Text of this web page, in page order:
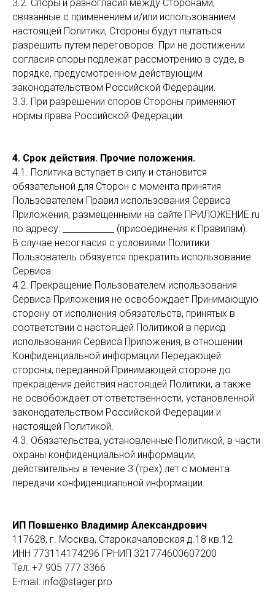
3.2. Споры и разногласия между Сторонами,
связанные с применением и/или использованием
настоящей Политики, Стороны будут пытаться
разрешить путем переговоров. При не достижении
согласия споры подлежат рассмотрению в суде, в
порядке, предусмотренном действующим
законодательством Российской Федерации.
3.3. При разрешении споров Стороны применяют
нормы права Российской Федерации.
4. Срок действия. Прочие положения.
4.1. Политика вступает в силу и становится
обязательной для Сторон с момента принятия
Пользователем Правил использования Сервиса
Приложения, размещенными на сайте ПРИЛОЖЕНИЕ.ru
по адресу: ____________ (присоединения к Правилам).
В случае несогласия с условиями Политики
Пользователь обязуется прекратить использование
Сервиса.
4.2. Прекращение Пользователем использования
Сервиса Приложения не освобождает Принимающую
сторону от исполнения обязательств, принятых в
соответствии с настоящей Политикой в период
использования Сервиса Приложения, в отношении
Конфиденциальной информации Передающей
стороны, переданной Принимающей стороне до
прекращения действия настоящей Политики, а также
не освобождает от ответственности, установленной
законодательством Российской Федерации и
настоящей Политикой.
4.3. Обязательства, установленные Политикой, в части
охраны конфиденциальной информации,
действительны в течение 3 (трех) лет с момента
передачи конфиденциальной информации.
ИП Повшенко Владимир Александрович
117628, г. Москва, Старокачаловская д.18 кв.12
ИНН 773114174296 ГРНИП 321774600607200
Тел: +7 905 777 3366
E-mail: info@stager.pro